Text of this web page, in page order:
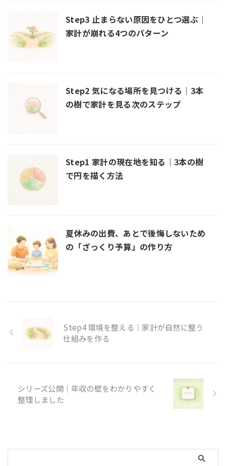
Step3 止まらない原因をひとつ選ぶ｜
家計が崩れる4つのパターン
Step2 気になる場所を見つける｜3本
の樹で家計を見る次のステップ
Step1 家計の現在地を知る｜3本の樹
で円を描く方法
夏休みの出費、あとで後悔しないため
の「ざっくり予算」の作り方
Step4 環境を整える｜家計が自然に整う
仕組みを作る
シリーズ公開｜年収の壁をわかりやすく
整理しました